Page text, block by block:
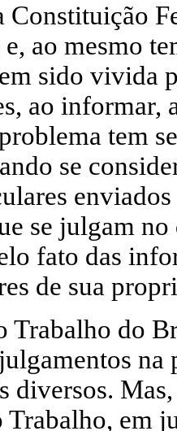
Constituição
ao mesmo
sido vivida
ao informar,
tem
se
se julgam
fato das
de sua
Trabalho do
na
diversos.
Trabalho, em